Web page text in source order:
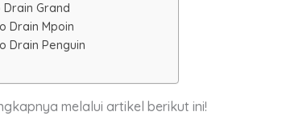
Drain Grand
Drain Mpoin
Drain Penguin
melalui artikel berikut ini!